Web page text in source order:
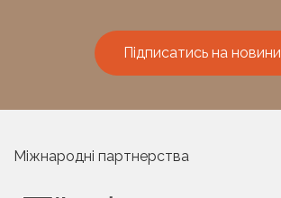
Підписатись на новини
Міжнародні партнерства